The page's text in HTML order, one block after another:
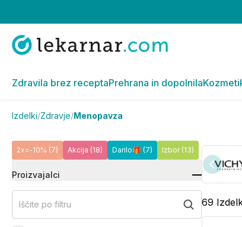
Zdravila brez receptaPrehrana in dopolnila
Izdelki/Zdravje/Menopavza
2x=-10% (7) Akcija (18) Darilo🎁 (7) Izbor (13)
Proizvajalci
Iščite po filtru 69